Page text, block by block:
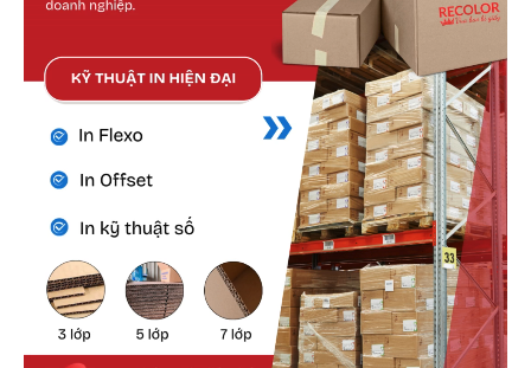
Màu sắc có thể tùy chỉnh nhưng thường ưu tiên
tone kraft vàng cổ điển hoặc kraft trắng để dễ
nhận diện.
Bề mặt nhám nhẹ giúp tăng độ bám dính với
keo, tránh tình trạng bong tróc trong vận
chuyển.
Bề ngoài cũng dễ vệ sinh, không dễ bám bẩn
hoặc thấm nước nếu xử lý chống ẩm.
Cấu tạo bên trong
Lớp giấy sóng là lớp quan trọng nhất giúp gia